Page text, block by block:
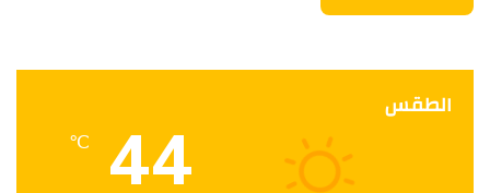
الطقس
44
℃